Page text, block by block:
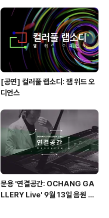
[공연] 컬러풀 랩소디: 잼 위드 오
디언스
문용 '연결공간: OCHANG GA
LLERY Live' 9월 13일 음원 발